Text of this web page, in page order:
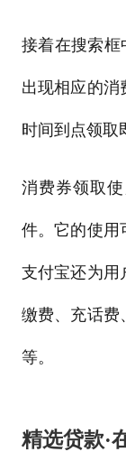
接着在搜索框
出现相应的消
时间到点领取
消费券领取
件。它的使用
支付宝还为用
缴费、充话费
等。
精选贷款·